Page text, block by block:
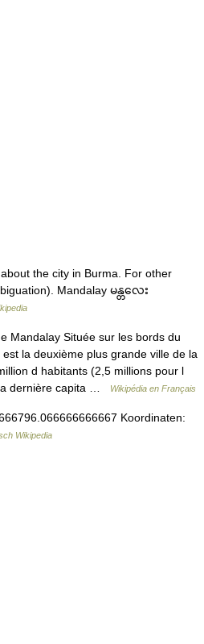
the city in Burma. For other
Mandalay မန္တလေး
Mandalay Située sur les bords du
la deuxième plus grande ville de la
d habitants (2,5 millions pour l
dernière capita …
Wikipédia en Français
Koordinaten:
Wikipedia